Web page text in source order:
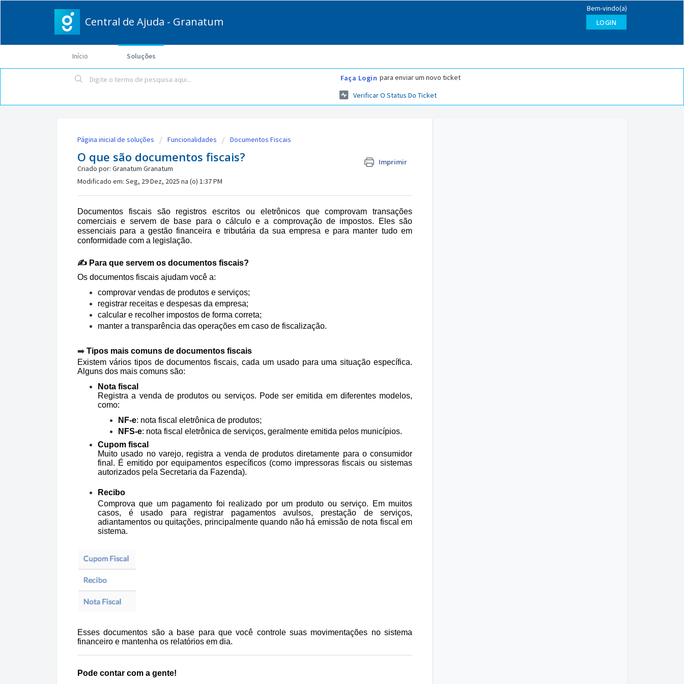
Central de Ajuda - Granatum
Bem-vindo(a)
LOGIN
Início Soluções
Faça Login para enviar um novo ticket
Verificar O Status Do Ticket
Página inicial de soluções Funcionalidades Documentos Fiscais
O que são documentos fiscais? Imprimir
Criado por: Granatum Granatum
Modificado em: Seg, 29 Dez, 2025 na (o) 1:37 PM
Documentos fiscais são registros escritos ou eletrônicos que comprovam transações
comerciais e servem de base para o cálculo e a comprovação de impostos. Eles são
essenciais para a gestão financeira e tributária da sua empresa e para manter tudo em
conformidade com a legislação.
✍️ Para que servem os documentos fiscais?
Os documentos fiscais ajudam você a:
comprovar vendas de produtos e serviços;
registrar receitas e despesas da empresa;
calcular e recolher impostos de forma correta;
manter a transparência das operações em caso de fiscalização.
➡️ Tipos mais comuns de documentos fiscais
Existem vários tipos de documentos fiscais, cada um usado para uma situação específica.
Alguns dos mais comuns são:
Nota fiscal
Registra a venda de produtos ou serviços. Pode ser emitida em diferentes modelos,
como:
NF-e: nota fiscal eletrônica de produtos;
NFS-e: nota fiscal eletrônica de serviços, geralmente emitida pelos municípios.
Cupom fiscal
Muito usado no varejo, registra a venda de produtos diretamente para o consumidor
final. É emitido por equipamentos específicos (como impressoras fiscais ou sistemas
autorizados pela Secretaria da Fazenda).
Recibo
Comprova que um pagamento foi realizado por um produto ou serviço. Em muitos
casos, é usado para registrar pagamentos avulsos, prestação de serviços,
adiantamentos ou quitações, principalmente quando não há emissão de nota fiscal em
sistema.
Esses documentos são a base para que você controle suas movimentações no sistema
financeiro e mantenha os relatórios em dia.
Pode contar com a gente!